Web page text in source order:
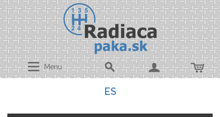
Menu
ES